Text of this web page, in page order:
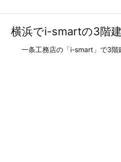
横浜でi-smartの3階
一条工務店の「i-smart」で3階